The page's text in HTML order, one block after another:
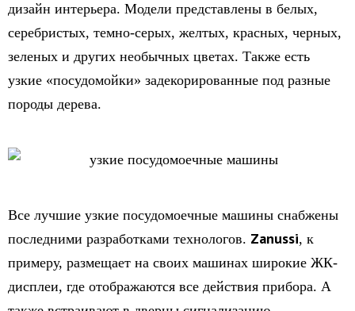
дизайн интерьера. Модели представлены в белых,
серебристых, темно-серых, желтых, красных, черных,
зеленых и других необычных цветах. Также есть
узкие «посудомойки» задекорированные под разные
породы дерева.
Все лучшие узкие посудомоечные машины снабжены
последними разработками технологов. Zanussi, к
примеру, размещает на своих машинах широкие ЖК-
дисплеи, где отображаются все действия прибора. А